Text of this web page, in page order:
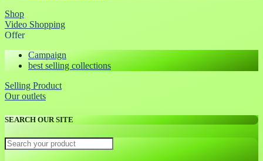
Shop
Video Shopping
Offer
Campaign
best selling collections
Selling Product
Our outlets
SEARCH OUR SITE